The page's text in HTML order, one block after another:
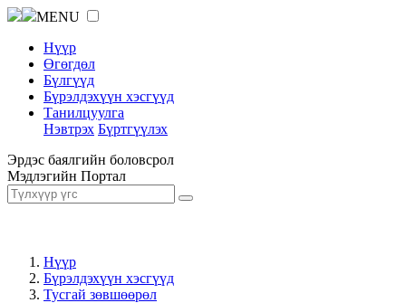
MENU
Нүүр
Өгөгдөл
Бүлгүүд
Бүрэлдэхүүн хэсгүүд
Танилцуулга
Нэвтрэх Бүртгүүлэх
Эрдэс баялгийн боловсрол
Мэдлэгийн Портал
Нүүр
Бүрэлдэхүүн хэсгүүд
Тусгай зөвшөөрөл